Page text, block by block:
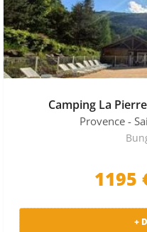
Camping La
Provence -
1195
+